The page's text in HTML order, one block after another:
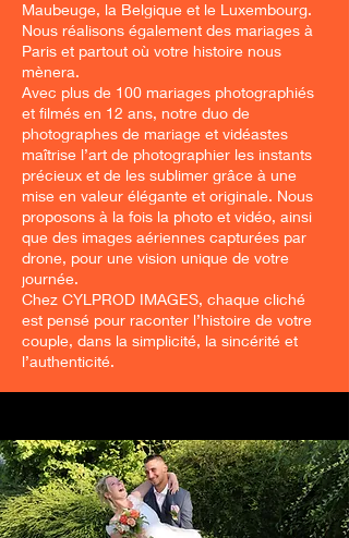
Maubeuge, la Belgique et le Luxembourg.
Nous réalisons également des mariages à
Paris et partout où votre histoire nous
mènera.
Avec plus de 100 mariages photographiés
et filmés en 12 ans, notre duo de
photographes de mariage et vidéastes
maîtrise l’art de photographier les instants
précieux et de les sublimer grâce à une
mise en valeur élégante et originale. Nous
proposons à la fois la photo et vidéo, ainsi
que des images aériennes capturées par
drone, pour une vision unique de votre
journée.
Chez CYLPROD IMAGES, chaque cliché
est pensé pour raconter l’histoire de votre
couple, dans la simplicité, la sincérité et
l’authenticité.